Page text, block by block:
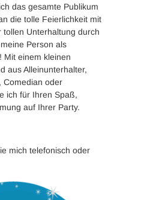
das gesamte Publikum
die tolle Feierlichkeit mit
tollen Unterhaltung durch
Person als
Mit einem kleinen
aus Alleinunterhalter,
Comedian oder
ich für Ihren Spaß,
auf Ihrer Party.
mich telefonisch oder